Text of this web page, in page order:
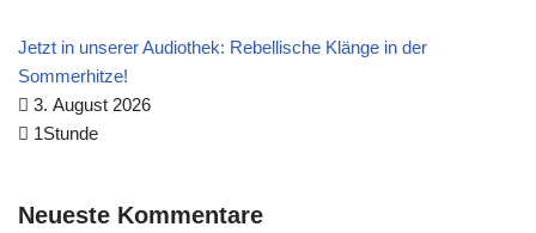
Jetzt in unserer Audiothek: Rebellische Klänge in der
Sommerhitze!
3. August 2026
1Stunde
Neueste Kommentare